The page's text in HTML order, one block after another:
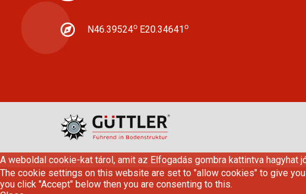
N46.39524o E20.34641 o
A weboldal cookie-kat tárol, amit az Elfogadás gombra kattintva hagyhat
The cookie settings on this website are set to "allow cookies" to give
you click "Accept" below then you are consenting to this.